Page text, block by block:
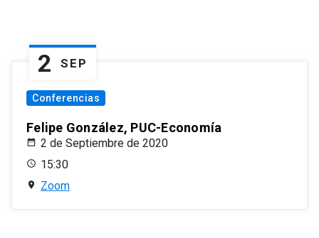
2 SEP
Conferencias
Felipe González, PUC-Economía
2 de Septiembre de 2020
15:30
Zoom